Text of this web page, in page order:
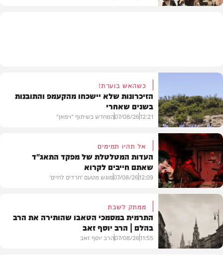
וידאו
כשהאש בוערת!
הזיכרונות שלא יישכחו מהקעמפ והתובנות
בשנים שאחרי
12:21
07/08/26המחדש בשיתוף "וימאן"
דעות
אל תהיו תמימים
העדות המטלטלת של מפקד התאג"ד
שאתם חייבים לקרוא
12:09
07/08/26מוגש מטעם 'חרדים לחיים'
ממתק לשבת
התרמית במסמכי הטאבו שהותירה את הרב
בהלם | הרב יוסף זאב
11:55
07/08/26הרב יוסף זאב